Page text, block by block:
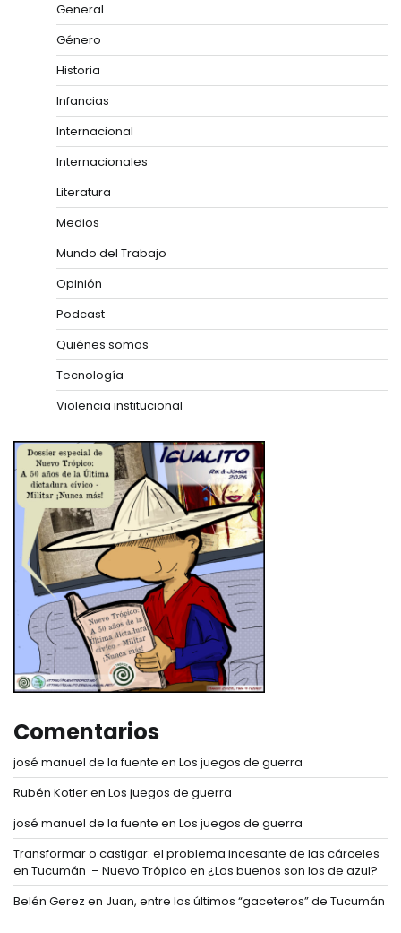
General
Género
Historia
Infancias
Internacional
Internacionales
Literatura
Medios
Mundo del Trabajo
Opinión
Podcast
Quiénes somos
Tecnología
Violencia institucional
Comentarios
josé manuel de la fuente en Los juegos de guerra
Rubén Kotleren Los juegos de guerra
josé manuel de la fuente en Los juegos de guerra
Transformar o castigar: el problema incesante de las cárceles
en Tucumán – Nuevo Trópico en ¿Los buenos son los de azul?
Belén Gerez en Juan, entre los últimos “gaceteros” de Tucumán